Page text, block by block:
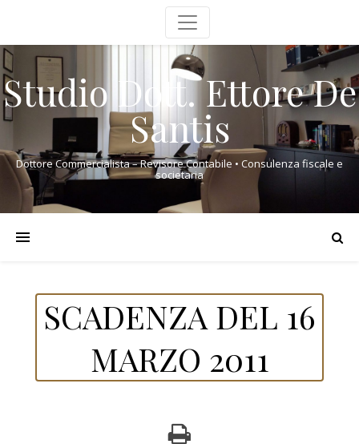
Studio Dott. Ettore De
Santis
Dottore Commercialista – Revisore Contabile • Consulenza fiscale e
societaria
SCADENZA DEL 16
MARZO 2011